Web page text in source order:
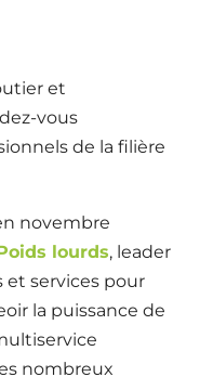
et
vous
de la filière
novembre
lourds, leader
et services pour
la puissance de
nombreux